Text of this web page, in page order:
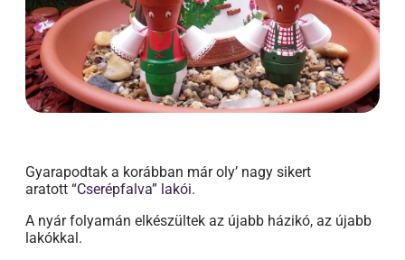
Gyarapodtak a korábban már oly’ nagy sikert
aratott “Cserépfalva” lakói.
A nyár folyamán elkészültek az újabb házikó, az újabb
lakókkal.